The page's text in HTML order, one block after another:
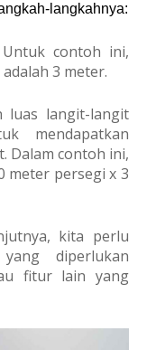
langkahnya:
contoh ini,
3 meter.
luas langit-langit
mendapatkan
Dalam contoh ini,
meter persegi x 3
kita perlu
diperlukan
fitur lain yang